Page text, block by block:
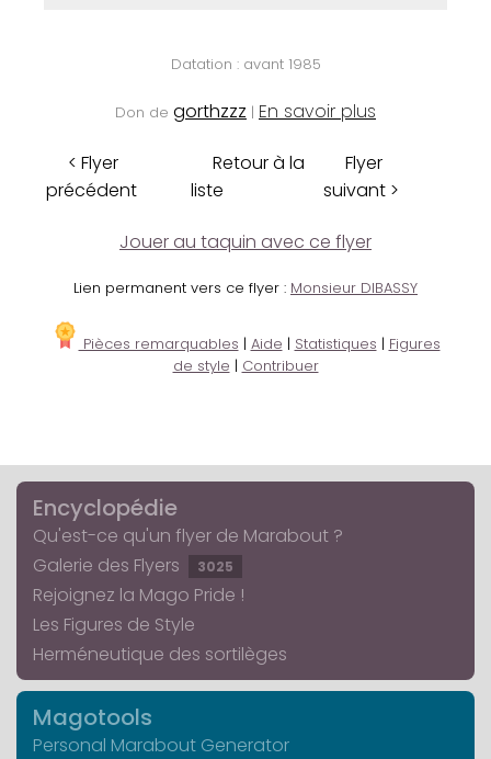
Datation : avant 1985
Don de gorthzzz | En savoir plus
< Flyer
précédent
Retour à la
liste
Flyer
suivant >
Jouer au taquin avec ce flyer
Lien permanent vers ce flyer : Monsieur DIBASSY
Pièces remarquables | Aide | Statistiques | Figures
de style | Contribuer
Encyclopédie
Qu'est-ce qu'un flyer de Marabout ?
Galerie des Flyers
3025
Rejoignez la Mago Pride !
Les Figures de Style
Herméneutique des sortilèges
Magotools
Personal Marabout Generator